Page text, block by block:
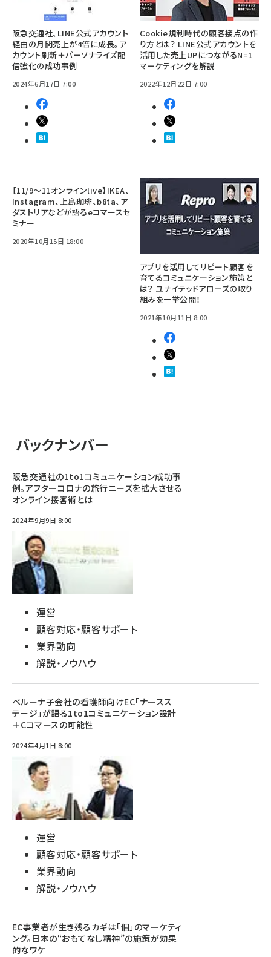
阪急交通社、LINE公式アカウント
経由の月間売上が4倍に成長。ア
カウント刷新＋パーソナライズ配
信強化の成功事例
2024年6月17日 7:00
Cookie規制時代の顧客接点の作
り方とは？ LINE公式アカウントを
活用した売上UPにつながるN=1
マーケティングを解説
2022年12月22日 7:00
【11/9～11オンラインlive】IKEA、
Instagram、上島珈琲、b8ta、ア
ダストリアなどが語るeコマースセ
ミナー
2020年10月15日 18:00
アプリを活用してリピート顧客を
育てるコミュニケーション施策と
は？ ユナイテッドアローズの取り
組みを一挙公開！
2021年10月11日 8:00
バックナンバー
阪急交通社の1to1コミュニケーション成功事
例。アフターコロナの旅行ニーズを拡大させる
オンライン接客術とは
2024年9月9日 8:00
運営
顧客対応・顧客サポート
業界動向
解説・ノウハウ
ベルーナ子会社の看護師向けEC「ナースス
テージ」が語る1to1コミュニケーション設計
＋Cコマースの可能性
2024年4月1日 8:00
運営
顧客対応・顧客サポート
業界動向
解説・ノウハウ
EC事業者が生き残るカギは「個」のマーケティ
ング。日本の“おもてなし精神”の施策が効果
的なワケ